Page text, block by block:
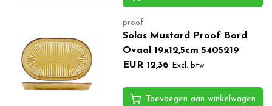
proof
Solas Mustard Proof Bord
Ovaal 19x12,5cm 5405219
EUR 12,36
Excl. btw
Toevoegen aan winkelwagen